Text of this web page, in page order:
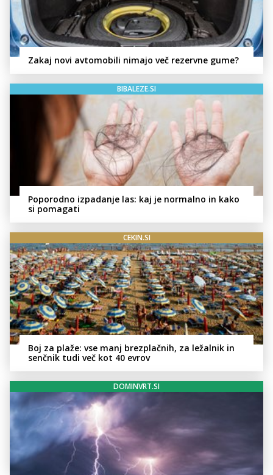
Zakaj novi avtomobili nimajo več rezervne gume?
BIBALEZE.SI
Poporodno izpadanje las: kaj je normalno in kako
si pomagati
CEKIN.SI
Boj za plaže: vse manj brezplačnih, za ležalnik in
senčnik tudi več kot 40 evrov
DOMINVRT.SI